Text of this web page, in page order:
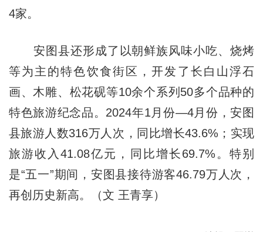
4家。
安图县还形成了以朝鲜族风味小吃、烧烤
等为主的特色饮食街区，开发了长白山浮石
画、木雕、松花砚等10余个系列50多个品种的
特色旅游纪念品。2024年1月份—4月份，安图
县旅游人数316万人次，同比增长43.6%；实现
旅游收入41.08亿元，同比增长69.7%。特别
是“五一”期间，安图县接待游客46.79万人次，
再创历史新高。（文 王青享）